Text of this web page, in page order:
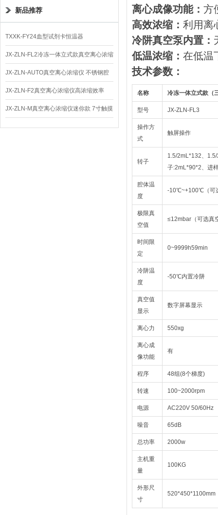
新品推荐
TXXK-FY24血型试剂卡恒温器
JX-ZLN-FL2冷冻一体立式款真空离心浓缩
仪 低温功能
JX-ZLN-AUTO真空离心浓缩仪 不锈钢腔
体
JX-ZLN-F2真空离心浓缩仪高浓缩效率
JX-ZLN-M真空离心浓缩仪迷你款 7寸触摸
屏
离心成像功能： 方
高效浓缩： 利用离
冷阱真空泵内置：
低温浓缩： 在低温
技术参数：
名称 冷冻一体立式款（
型号 JX-ZLN-FL3
操作方
式
触屏操作
转子
1.5/2mL*132、
子:2mL*90*2、进
腔体温
度
-10℃~+100℃（可
极限真
空值
≤12mbar（可选真
时间限
定
0~9999h59min
冷阱温
度
-50℃内置冷阱
真空值
显示
数字屏幕显示
离心力 550xg
离心成
像功能
有
程序 48组(8个梯度)
转速 100~2000rpm
电源 AC220V 50/60Hz
噪音 65dB
总功率 2000w
主机重
量
100KG
外形尺
寸
520*450*1100mm